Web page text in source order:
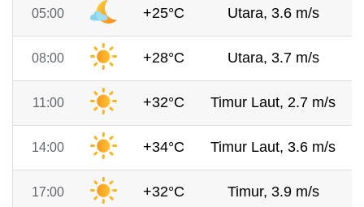
05:00 +25°C Utara, 3.6 m/s
08:00 +28°C Utara, 3.7 m/s
11:00 +32°C Timur Laut, 2.7 m/s
14:00 +34°C Timur Laut, 3.6 m/s
17:00 +32°C Timur, 3.9 m/s